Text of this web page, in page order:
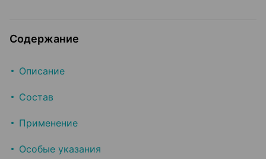
Содержание
Описание
Состав
Применение
Особые указания